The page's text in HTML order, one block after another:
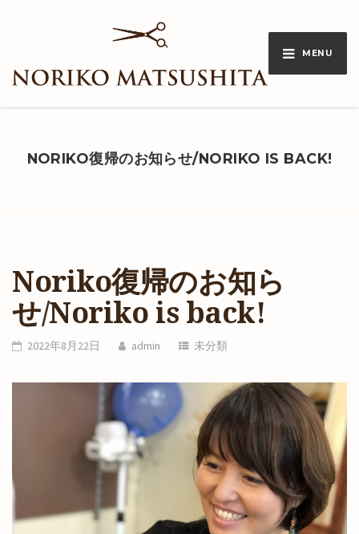
MENU
NORIKO復帰のお知らせ/NORIKO IS BACK!
Noriko復帰のお知ら
せ/Noriko is back!
2022年8月22日 admin 未分類